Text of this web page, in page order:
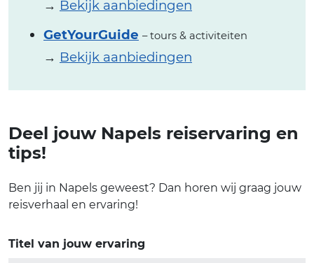
→ Bekijk aanbiedingen
GetYourGuide – tours & activiteiten
→ Bekijk aanbiedingen
Deel jouw Napels reiservaring en
tips!
Ben jij in Napels geweest? Dan horen wij graag jouw
reisverhaal en ervaring!
Titel van jouw ervaring